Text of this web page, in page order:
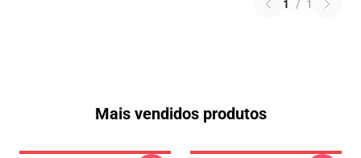
1 / 1
Mais vendidos produtos